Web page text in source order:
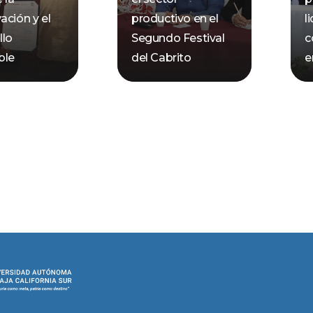
y el
productivo en el
Segundo Festival
del Cabrito